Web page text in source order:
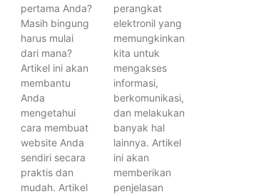
pertama Anda?
Masih bingung
harus mulai
dari mana?
Artikel ini akan
membantu
Anda
mengetahui
cara membuat
website Anda
sendiri secara
praktis dan
mudah. Artikel
perangkat
elektronil yang
memungkinkan
kita untuk
mengakses
informasi,
berkomunikasi,
dan melakukan
banyak hal
lainnya. Artikel
ini akan
memberikan
penjelasan